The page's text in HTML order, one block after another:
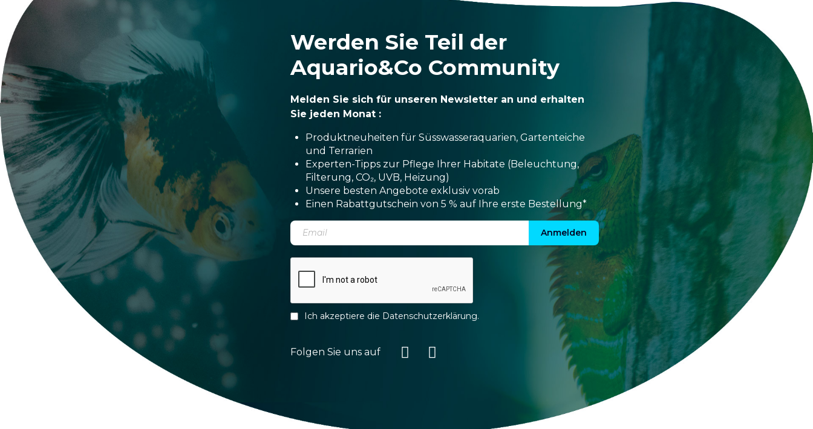
Werden Sie Teil der
Aquario&Co Community
Melden Sie sich für unseren Newsletter an und erhalten
Sie jeden Monat :
Produktneuheiten für Süsswasseraquarien, Gartenteiche
und Terrarien
Experten-Tipps zur Pflege Ihrer Habitate (Beleuchtung,
Filterung, CO₂, UVB, Heizung)
Unsere besten Angebote exklusiv vorab
Einen Rabattgutschein von 5 % auf Ihre erste Bestellung*
Anmelden
Ich akzeptiere die Datenschutzerklärung.
Folgen Sie uns auf